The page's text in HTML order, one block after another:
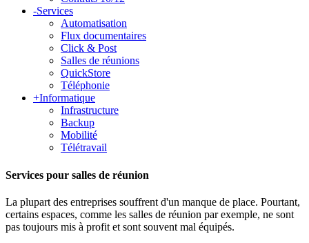
-Services
Automatisation
Flux documentaires
Click & Post
Salles de réunions
QuickStore
Téléphonie
+Informatique
Infrastructure
Backup
Mobilité
Télétravail
Services pour salles de réunion
La plupart des entreprises souffrent d'un manque de place. Pourtant,
certains espaces, comme les salles de réunion par exemple, ne sont
pas toujours mis à profit et sont souvent mal équipés.